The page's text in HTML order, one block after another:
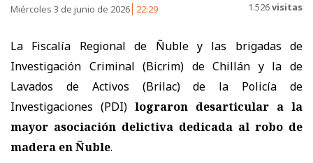
Miércoles 3 de junio de 2026 22:29 1.526visitas
La Fiscalía Regional de Ñuble y las brigadas de
Investigación Criminal (Bicrim) de Chillán y la de
Lavados de Activos (Brilac) de la Policía de
Investigaciones (PDI) lograron desarticular a la
mayor asociación delictiva dedicada al robo de
madera en Ñuble.